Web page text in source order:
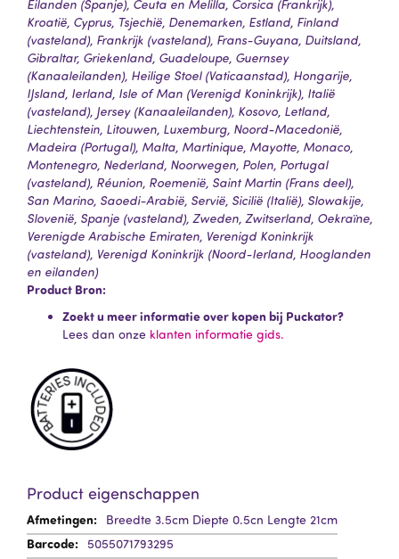
Eilanden (Spanje), Ceuta en Melilla, Corsica (Frankrijk),
Kroatië, Cyprus, Tsjechië, Denemarken, Estland, Finland
(vasteland), Frankrijk (vasteland), Frans-Guyana, Duitsland,
Gibraltar, Griekenland, Guadeloupe, Guernsey
(Kanaaleilanden), Heilige Stoel (Vaticaanstad), Hongarije,
IJsland, Ierland, Isle of Man (Verenigd Koninkrijk), Italië
(vasteland), Jersey (Kanaaleilanden), Kosovo, Letland,
Liechtenstein, Litouwen, Luxemburg, Noord-Macedonië,
Madeira (Portugal), Malta, Martinique, Mayotte, Monaco,
Montenegro, Nederland, Noorwegen, Polen, Portugal
(vasteland), Réunion, Roemenië, Saint Martin (Frans deel),
San Marino, Saoedi-Arabië, Servië, Sicilië (Italië), Slowakije,
Slovenië, Spanje (vasteland), Zweden, Zwitserland, Oekraïne,
Verenigde Arabische Emiraten, Verenigd Koninkrijk
(vasteland), Verenigd Koninkrijk (Noord-Ierland, Hooglanden
en eilanden)
Product Bron:
Zoekt u meer informatie over kopen bij Puckator?
Lees dan onze klanten informatie gids.
Product eigenschappen
Meer
informatie
Breedte 3.5cm Diepte 0.5cn Lengte 21cm
5055071793295